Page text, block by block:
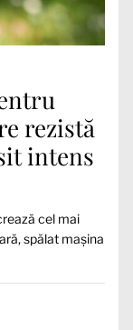
rezistă
intens
cel mai
spălat mașina